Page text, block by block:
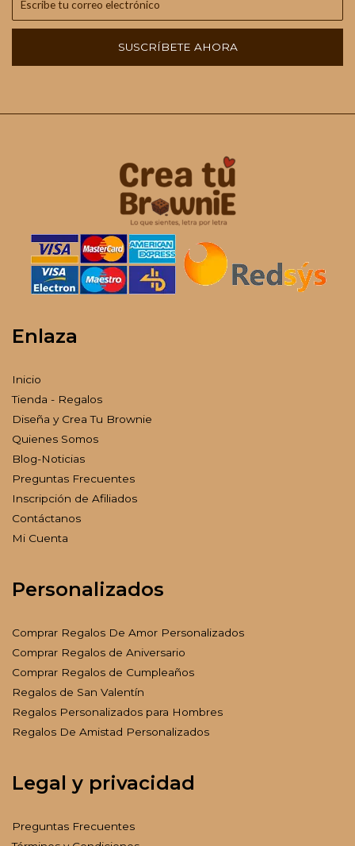
SUSCRÍBETE AHORA
Enlaza
Inicio
Tienda - Regalos
Diseña y Crea Tu Brownie
Quienes Somos
Blog-Noticias
Preguntas Frecuentes
Inscripción de Afiliados
Contáctanos
Mi Cuenta
Personalizados
Comprar Regalos De Amor Personalizados
Comprar Regalos de Aniversario
Comprar Regalos de Cumpleaños
Regalos de San Valentín
Regalos Personalizados para Hombres
Regalos De Amistad Personalizados
Legal y privacidad
Preguntas Frecuentes